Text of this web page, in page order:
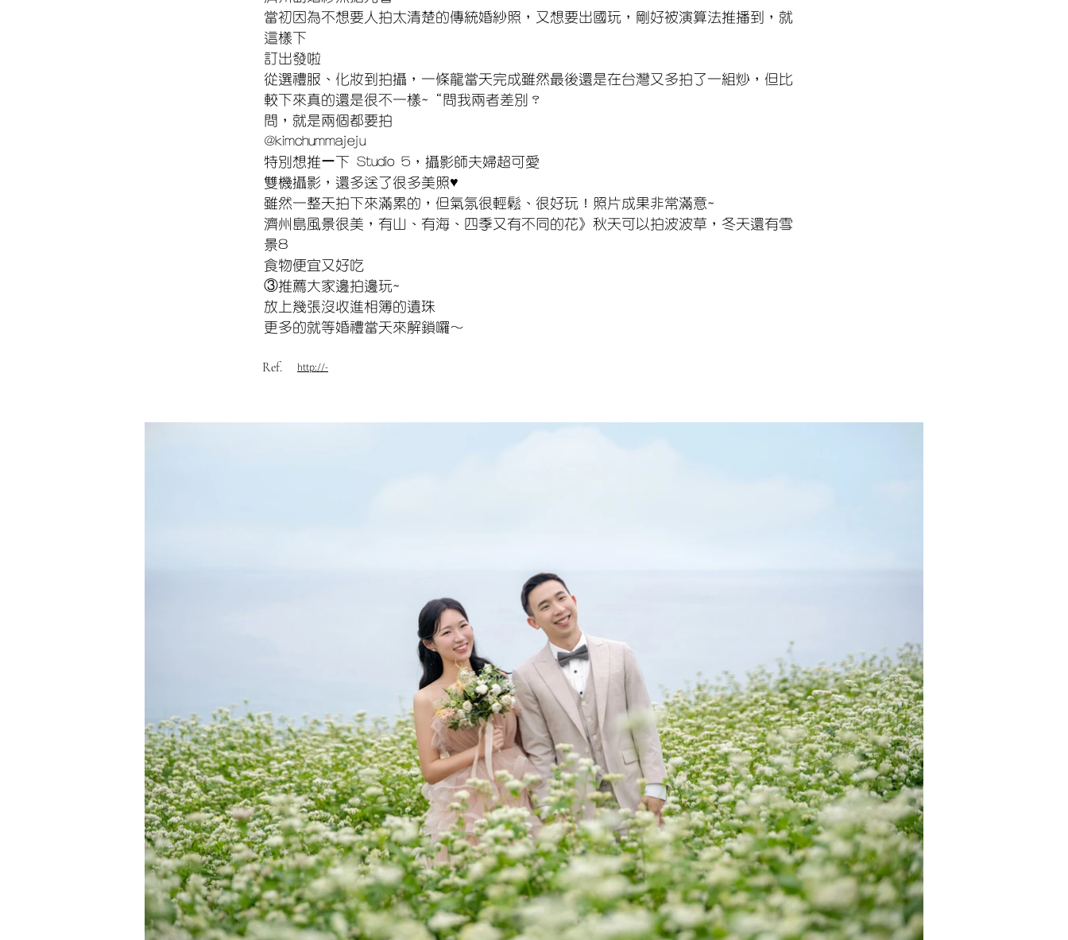
當初因為不想要人拍太清楚的傳統婚紗照，又想要出國玩，剛好被演算法推播到，就
這樣下
訂出發啦
從選禮服、化妝到拍攝，一條龍當天完成雖然最後還是在台灣又多拍了一組炒，但比
較下來真的還是很不一樣~“問我兩者差別？
問，就是兩個都要拍
@kimchummajeju
特別想推ー下 Studio 5，攝影師夫婦超可愛
雙機攝影，還多送了很多美照♥
雖然一整天拍下來滿累的，但氣氛很輕鬆、很好玩！照片成果非常滿意~
濟州島風景很美，有山、有海、四季又有不同的花》秋天可以拍波波草，冬天還有雪
景8
食物便宜又好吃
③推薦大家邊拍邊玩~
放上幾張沒收進相簿的遺珠
更多的就等婚禮當天來解鎖囉～
Ref. http://-